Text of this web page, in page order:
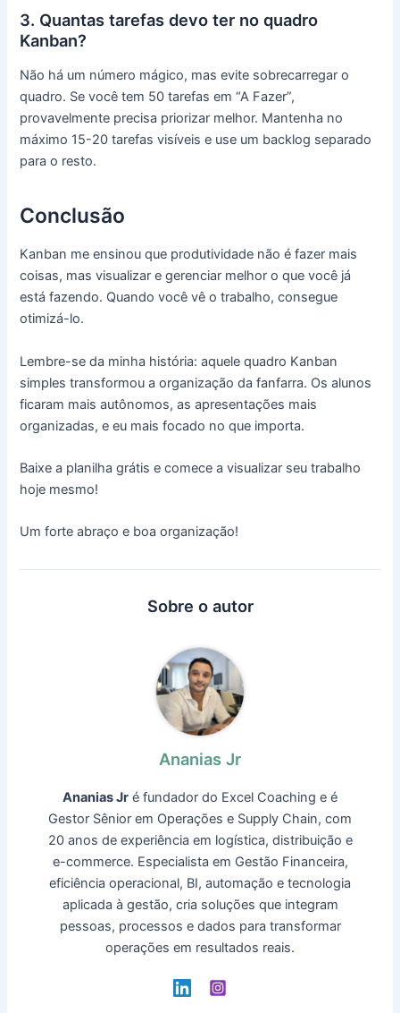
3. Quantas tarefas devo ter no quadro
Kanban?
Não há um número mágico, mas evite sobrecarregar o
quadro. Se você tem 50 tarefas em “A Fazer”,
provavelmente precisa priorizar melhor. Mantenha no
máximo 15-20 tarefas visíveis e use um backlog separado
para o resto.
Conclusão
Kanban me ensinou que produtividade não é fazer mais
coisas, mas visualizar e gerenciar melhor o que você já
está fazendo. Quando você vê o trabalho, consegue
otimizá-lo.
Lembre-se da minha história: aquele quadro Kanban
simples transformou a organização da fanfarra. Os alunos
ficaram mais autônomos, as apresentações mais
organizadas, e eu mais focado no que importa.
Baixe a planilha grátis e comece a visualizar seu trabalho
hoje mesmo!
Um forte abraço e boa organização!
Sobre o autor
Ananias Jr
Ananias Jr é fundador do Excel Coaching e é
Gestor Sênior em Operações e Supply Chain, com
20 anos de experiência em logística, distribuição e
e-commerce. Especialista em Gestão Financeira,
eficiência operacional, BI, automação e tecnologia
aplicada à gestão, cria soluções que integram
pessoas, processos e dados para transformar
operações em resultados reais.